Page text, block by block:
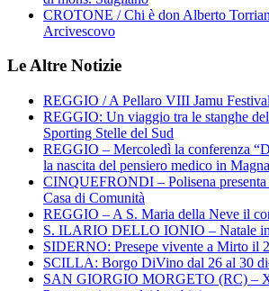
CROTONE / Chi è don Alberto
Arcivescovo
Le Altre Notizie
REGGIO / A Pellaro VIII Jamu Festival
REGGIO: Un viaggio tra le stanghe
Sporting Stelle del Sud
REGGIO – Mercoledì la conferenza
la nascita del pensiero medico in
CINQUEFRONDI – Polisena presenta
Casa di Comunità
REGGIO – A S. Maria della Neve il
S. ILARIO DELLO IONIO – Natale
SIDERNO: Presepe vivente a Mirto il
SCILLA: Borgo DiVino dal 26 al 30
SAN GIORGIO MORGETO (RC) –